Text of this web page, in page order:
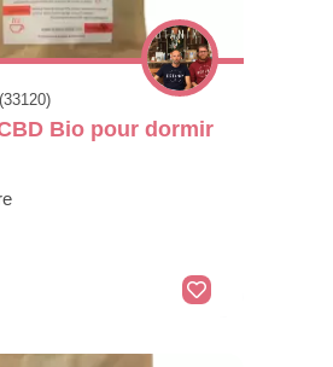
Bio pour dormir